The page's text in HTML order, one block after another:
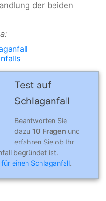
der beiden
Test auf
Schlaganfall
Beantworten Sie
dazu 10 Fragen und
erfahren Sie ob Ihr
begründet ist.
einen Schlaganfall.